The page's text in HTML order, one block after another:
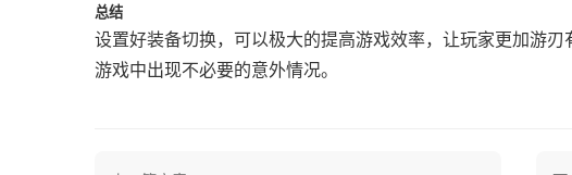
总结
设置好装备切换，可以极大的提高游戏效率，让玩家更加游
游戏中出现不必要的意外情况。